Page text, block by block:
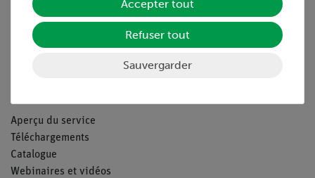
Contact
Conditions générales de vente
Déclaration de confidentialité
Aperçu du service
Téléchargements
Catalogue
Webinaires et vidéos
Accepter tout
Refuser tout
Sauvergarder